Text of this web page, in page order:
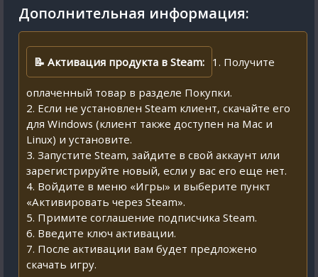
Дополнительная информация:
📝 Активация продукта в Steam: 1. Получите
оплаченный товар в разделе Покупки.
2. Если не установлен Steam клиент, скачайте его
для Windows (клиент также доступен на Mac и
Linux) и установите.
3. Запустите Steam, зайдите в свой аккаунт или
зарегистрируйте новый, если у вас его еще нет.
4. Войдите в меню «Игры» и выберите пункт
«Активировать через Steam».
5. Примите соглашение подписчика Steam.
6. Введите ключ активации.
7. После активации вам будет предложено
скачать игру.